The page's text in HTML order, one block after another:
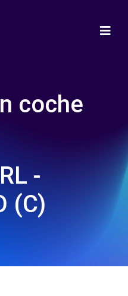
coche
-
(C)